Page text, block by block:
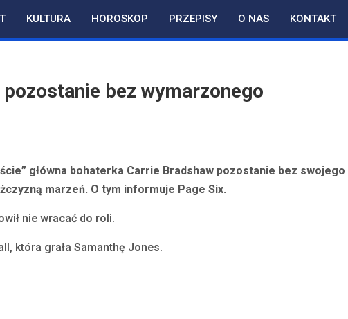
KULTURA HOROSKOP PRZEPISY O NAS KONTAKT
bez wymarzonego
główna bohaterka Carrie Bradshaw pozostanie bez swojego
marzeń. O tym informuje Page Six.
nie wracać do roli.
która grała Samanthę Jones.